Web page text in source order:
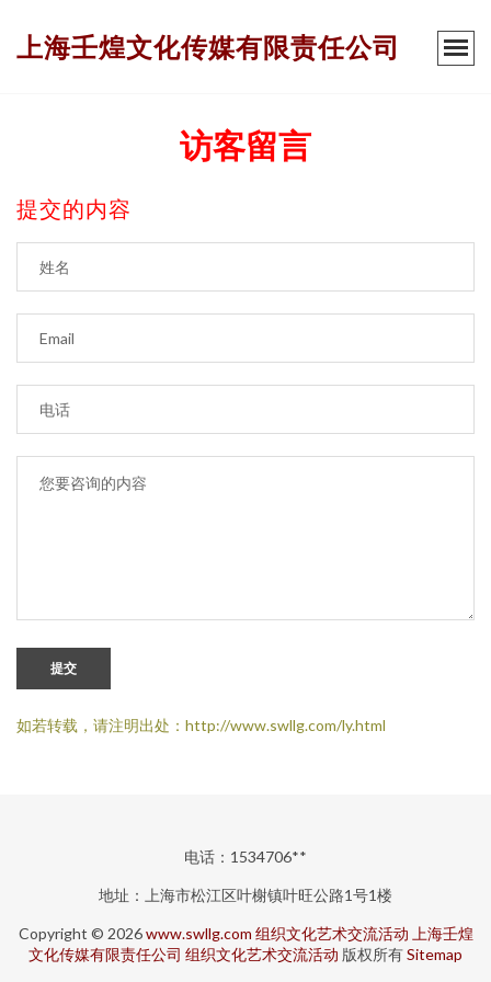
上海壬煌文化传媒有限责任公司
访客留言
提交的内容
提交
如若转载，请注明出处：http://www.swllg.com/ly.html
电话：1534706**
地址：上海市松江区叶榭镇叶旺公路1号1楼
Copyright © 2026www.swllg.com 组织文化艺术交流活动 上海壬煌
文化传媒有限责任公司 组织文化艺术交流活动 版权所有Sitemap